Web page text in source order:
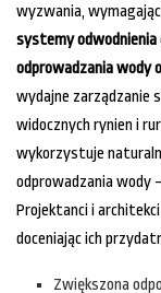
wyzwania,
systemy odwodnienia
odprowadzania wody
wydajne zarządzanie
widocznych rynien i
wykorzystuje
odprowadzania wody
Projektanci i
doceniając ich
Zwiększona